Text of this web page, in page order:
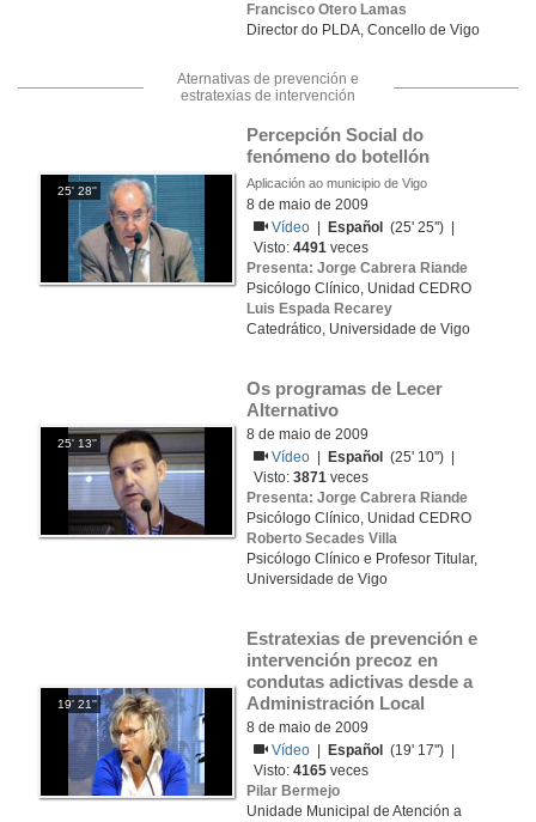
Francisco Otero Lamas
Director do PLDA, Concello de Vigo
Aternativas de prevención e
estratexias de intervención
25' 28''
Percepción Social do
fenómeno do botellón
Aplicación ao municipio de Vigo
8 de maio de 2009
Vídeo
Español
(25' 25'') |
Visto:4491 veces
Presenta: Jorge Cabrera Riande
Psicólogo Clínico, Unidad CEDRO
Luis Espada Recarey
Catedrático, Universidade de Vigo
25' 13''
Os programas de Lecer
Alternativo
8 de maio de 2009
Vídeo
Español
(25' 10'') |
Visto:3871 veces
Presenta: Jorge Cabrera Riande
Psicólogo Clínico, Unidad CEDRO
Roberto Secades Villa
Psicólogo Clínico e Profesor Titular,
Universidade de Vigo
19' 21''
Estratexias de prevención e
intervención precoz en
condutas adictivas desde a
Administración Local
8 de maio de 2009
Vídeo
Español
(19' 17'') |
Visto:4165 veces
Pilar Bermejo
Unidade Municipal de Atención a